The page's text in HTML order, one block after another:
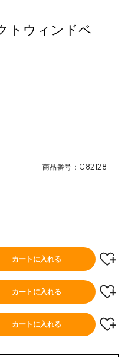
トウィンドベ
商品番号 C82128
カートに入れる
カートに入れる
カートに入れる